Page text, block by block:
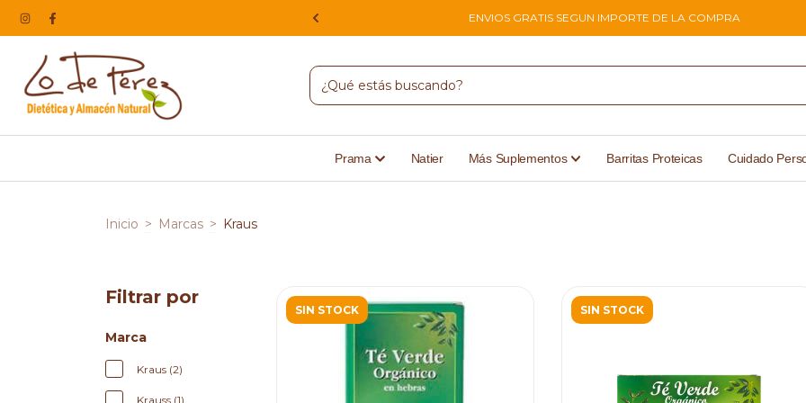
HACEMOS ENVIOS A TODO EL PAIS ENVIOS GRATIS SEGUN IMPORTE DE LA COMPRA
Prama Natier Más Suplementos Barritas Proteicas Cuidado
Inicio > Marcas > Kraus
Filtrar por
Marca
Kraus (2)
Krauss (1)
SIN STOCK SIN STOCK